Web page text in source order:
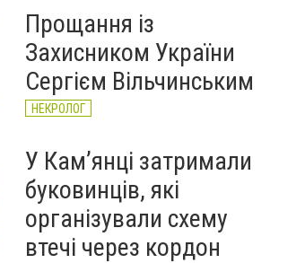
Прощання із
Захисником України
Сергієм Вільчинським
НЕКРОЛОГ
У Кам’янці затримали
буковинців, які
організували схему
втечі через кордон